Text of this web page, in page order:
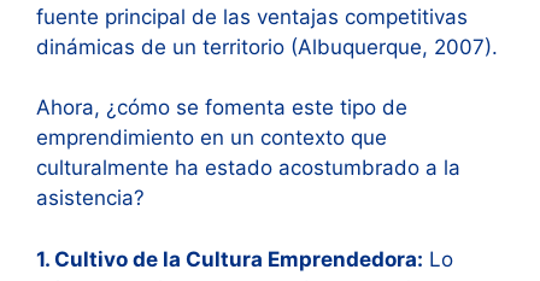
fuente principal de las ventajas competitivas
dinámicas de un territorio (Albuquerque, 2007).
Ahora, ¿cómo se fomenta este tipo de
emprendimiento en un contexto que
culturalmente ha estado acostumbrado a la
asistencia?
1. Cultivo de la Cultura Emprendedora: Lo